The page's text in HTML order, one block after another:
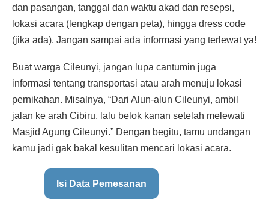
dan pasangan, tanggal dan waktu akad dan resepsi,
lokasi acara (lengkap dengan peta), hingga dress code
(jika ada). Jangan sampai ada informasi yang terlewat ya!
Buat warga Cileunyi, jangan lupa cantumin juga
informasi tentang transportasi atau arah menuju lokasi
pernikahan. Misalnya, “Dari Alun-alun Cileunyi, ambil
jalan ke arah Cibiru, lalu belok kanan setelah melewati
Masjid Agung Cileunyi.” Dengan begitu, tamu undangan
kamu jadi gak bakal kesulitan mencari lokasi acara.
Isi Data Pemesanan